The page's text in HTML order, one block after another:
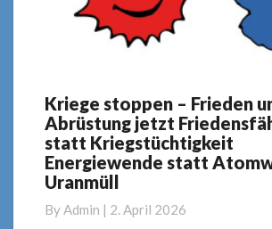
Kriege
stoppen
–
Frieden
und
Abrüstung
jetzt
Kriege stoppen – Frieden
Abrüstung jetzt
statt Kriegstüchtigkeit
Energiewende statt
Uranmüll
ByAdmin | 2. April 2026